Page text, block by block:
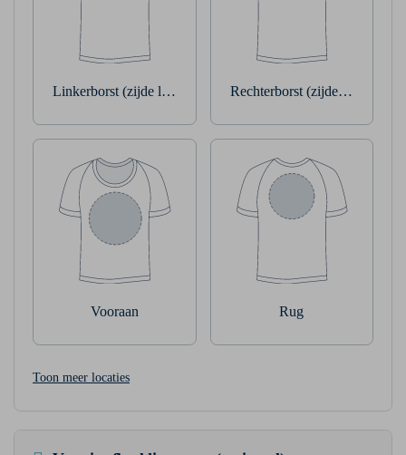
Linkerborst (zijde linkerarm) Rechterborst (zijde
Vooraan Rug
Toon meer locaties